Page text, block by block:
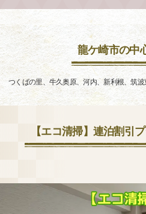
龍ケ崎市の中
つくばの里、牛久奥原、河内、新利根、筑
【エコ清掃】連泊割引